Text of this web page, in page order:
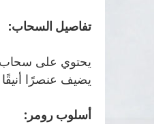
تفاصيل السحاب:
يحتوي على سحاب
يضيف عنصرًا أنيقًا
أسلوب رومر: